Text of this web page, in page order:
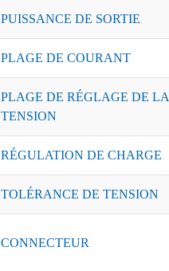
PUISSANCE DE SORTIE
PLAGE DE COURANT
PLAGE DE RÉGLAGE DE LA
TENSION
RÉGULATION DE CHARGE
TOLÉRANCE DE TENSION
CONNECTEUR